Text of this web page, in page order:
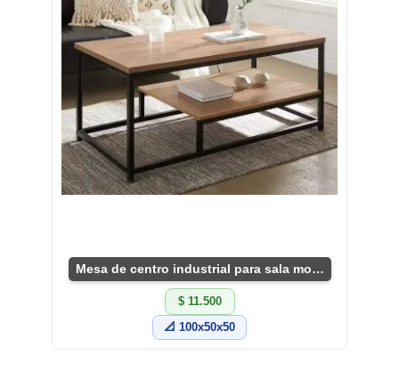
Mesa de centro industrial para sala moderna
$ 11.500
📐 100x50x50